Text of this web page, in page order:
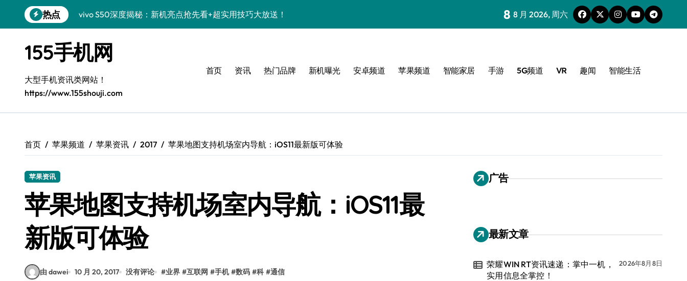
到
热点
vivo S50深度揭秘：新机亮点抢先看+超实用技巧大放送！
OPPO Find X9抢先揭秘：前沿资讯+超实用功能全解析！
荣耀Magic V6抢先探秘：大屏视界，管家功能实用大揭秘！
荣耀Magic8 RSR深度剖析：新功能揭秘、优惠速递与实测点评
华为nova 15 Pro亮点大揭秘：特色功能全掌握，速来围观！
手机分析师揭秘：三星Galaxy Z Flip7 FE新机亮点抢先瞰！
荣耀WIN RT资讯速递：掌中一机，实用信息全掌控！
8 8 月 2026, 周六
155手机网
大型手机资讯类网站！
https://www.155shouji.com
首页 资讯 热门品牌 新机曝光 安卓频道 苹果频道 智能家居 手游 5G频道 VR 趣闻 智能生活
首页 苹果频道 苹果资讯 2017 苹果地图支持机场室内导航：iOS11最新版可体验
苹果资讯
苹果地图支持机场室内导航：iOS11最
新版可体验
由 dawei 10 月 20, 2017 没有评论 #业界 #互联网 #手机 #数码 #科 #通信
广告
最新文章
荣耀WIN RT资讯速递：掌中一机，
实用信息全掌控！
2026年8月8日